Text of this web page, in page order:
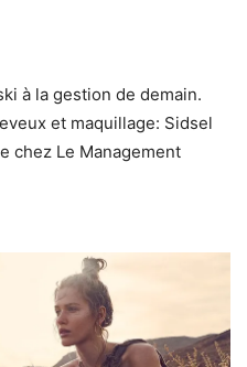
à la gestion de demain.
et maquillage: Sidsel
chez Le Management